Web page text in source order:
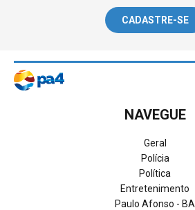
CADASTRE-SE
NAVEGUE
Geral
Polícia
Política
Entretenimento
Paulo Afonso - BA